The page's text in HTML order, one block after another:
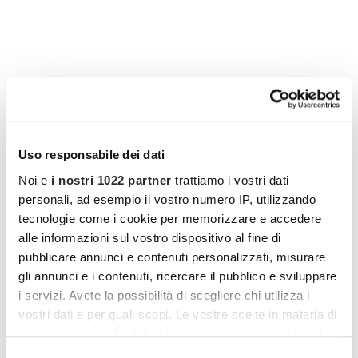
Uso responsabile dei dati
Noi e i nostri 1022 partner trattiamo i vostri dati
personali, ad esempio il vostro numero IP, utilizzando
tecnologie come i cookie per memorizzare e accedere
alle informazioni sul vostro dispositivo al fine di
pubblicare annunci e contenuti personalizzati, misurare
gli annunci e i contenuti, ricercare il pubblico e sviluppare
i servizi. Avete la possibilità di scegliere chi utilizza i
vostri dati e per quali scopi. Le vostre scelte in materia di
privacy sono applicabili solo su questa proprietà digitale
I vantaggi di essere un
Cocooners